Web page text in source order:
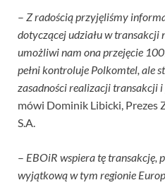
– Z radością przyjęliśmy
dotyczącej udziału w
umożliwi nam ona przejęcie
pełni kontroluje Polkomtel, ale
zasadności realizacji transakcji
mówi Dominik Libicki, Prezes
S.A.
– EBOiR wspiera tę transakcję,
wyjątkową w tym regionie